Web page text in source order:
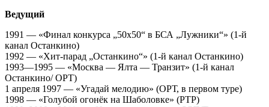
Ведущий
1991 — «Финал конкурса „50х50“ в БСА „Лужники“» (1-й
канал Останкино)
1992 — «Хит-парад „Останкино“» (1-й канал Останкино)
1993—1995 — «Москва — Ялта — Транзит» (1-й канал
Останкино/ ОРТ)
1 апреля 1997 — «Угадай мелодию» (ОРТ, в первом туре)
1998 — «Голубой огонёк на Шаболовке» (РТР)